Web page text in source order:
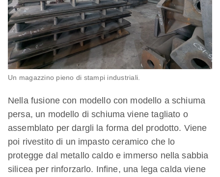
Un magazzino pieno di stampi industriali.
Nella fusione con modello con modello a schiuma
persa, un modello di schiuma viene tagliato o
assemblato per dargli la forma del prodotto. Viene
poi rivestito di un impasto ceramico che lo
protegge dal metallo caldo e immerso nella sabbia
silicea per rinforzarlo. Infine, una lega calda viene